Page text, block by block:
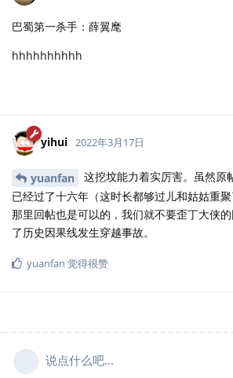
巴蜀第一杀手：薛翼麾
hhhhhhhhhh
yihui 2022年3月17日
yuanfan
这挖坟能力着实厉害。虽然原
已经过了十六年（这时长都够过儿和姑姑重
那里回帖也是可以的，我们就不要歪丁大侠
了历史因果线发生穿越事故。
yuanfan 觉得很赞
说点什么吧...